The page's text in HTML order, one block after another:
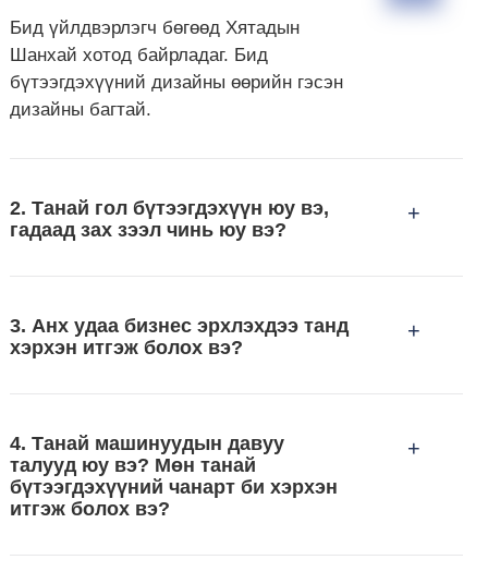
Бид үйлдвэрлэгч бөгөөд Хятадын
Шанхай хотод байрладаг. Бид
бүтээгдэхүүний дизайны өөрийн гэсэн
дизайны багтай.
2. Танай гол бүтээгдэхүүн юу вэ,
гадаад зах зээл чинь юу вэ?
+
3. Анх удаа бизнес эрхлэхдээ танд
хэрхэн итгэж болох вэ?
+
4. Танай машинуудын давуу
талууд юу вэ? Мөн танай
бүтээгдэхүүний чанарт би хэрхэн
итгэж болох вэ?
+